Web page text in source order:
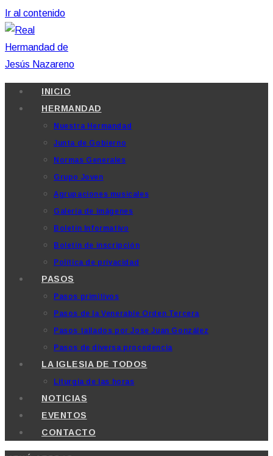
Ir al contenido
INICIO
HERMANDAD
Nuestra Hermandad
Junta de Gobierno
Normas Generales
Grupo Joven
Agrupaciones musicales
Galería de imágenes
Boletín Informativo
Boletín de inscripción
Política de privacidad
PASOS
Pasos primitivos
Pasos de la Venerable Orden Tercera
Pasos tallados por Jose Juan González
Pasos de diversa procedencia
LA IGLESIA DE TODOS
Liturgia de las horas
NOTICIAS
EVENTOS
CONTACTO